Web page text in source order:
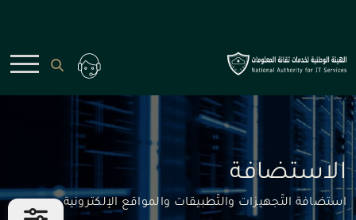
الاستضافة
استضافة التّجهيزات والتّطبيقات والمواقع الإلكترونية